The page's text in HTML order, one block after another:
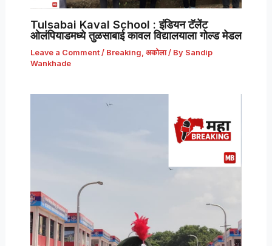
Tulsabai Kaval School : इंडियन टॅलेंट
ओलंपियाडमध्ये तुळसाबाई कावल विद्यालयाला गोल्ड मेडल
Leave a Comment / Breaking अकोला/ By Sandip
Wankhade